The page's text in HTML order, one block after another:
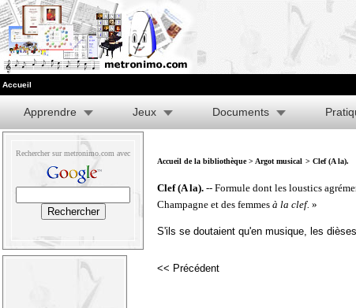
Accueil
Apprendre Jeux Documents
Rechercher sur metronimo.com avec
Accueil de la bibliothèque> Argot musical > Clef (A la).
Clef (A la). -- Formule dont les loustics
Champagne et des femmes à la clef. »
S'ils se doutaient qu'en musique, les
<< Précédent